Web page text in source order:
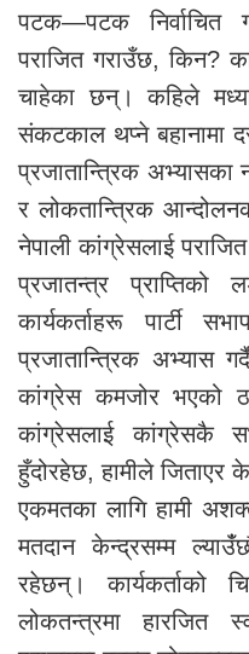
पटक—पटक निर्वाचित
पराजित गराउँछ, किन?
चाहेका छन्। कहिले
संकटकाल थप्ने बहानामा
प्रजातान्त्रिक अभ्यासका
र लोकतान्त्रिक
नेपाली कांग्रेसलाई
प्रजातन्त्र प्राप्तिको
कार्यकर्ताहरू पार्टी
प्रजातान्त्रिक अभ्यास
कांग्रेस कमजोर भएको
कांग्रेसलाई कांग्रेसकै
हुँदोरहेछ, हामीले जिताएर
एकमतका लागि हामी
मतदान केन्द्रसम्म
रहेछन्। कार्यकर्ताको
लोकतन्त्रमा हारजित